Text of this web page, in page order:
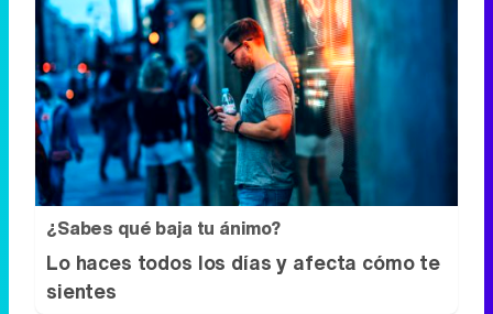
¿Sabes qué baja tu ánimo?
Lo haces todos los días y afecta cómo te
sientes